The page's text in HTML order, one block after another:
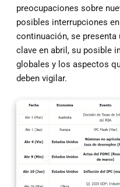
preocupaciones sobre
posibles interrupciones
continuación, se presenta
clave en abril, su posible
globales y los aspectos
deben vigilar.